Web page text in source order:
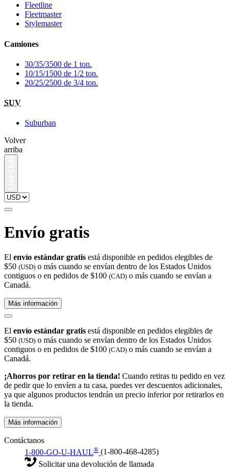
Fleetline
Fleetmaster
Stylemaster
Camiones
30/35/3500 de 1 ton.
10/15/1500 de 1/2 ton.
20/25/2500 de 3/4 ton.
SUV
Suburban
Volver
arriba
Envío gratis
El envío estándar gratis está disponible en pedidos elegibles de
$50 (USD) o más cuando se envían dentro de los Estados Unidos
contiguos o en pedidos de $100 (CAD) o más cuando se envían a
Canadá.
Más información
El envío estándar gratis está disponible en pedidos elegibles de
$50 (USD) o más cuando se envían dentro de los Estados Unidos
contiguos o en pedidos de $100 (CAD) o más cuando se envían a
Canadá.
¡Ahorros por retirar en la tienda! Cuando retiras tu pedido en vez
de pedir que lo envíen a tu casa, puedes ver descuentos adicionales,
ya que algunos productos tendrán un precio inferior por retirarlos en
la tienda.
Más información
Contáctanos
1-800-GO-U-HAUL® (1-800-468-4285)
Solicitar una devolución de llamada